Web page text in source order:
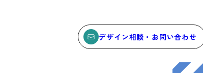
デザイン相談・お問い合わせ